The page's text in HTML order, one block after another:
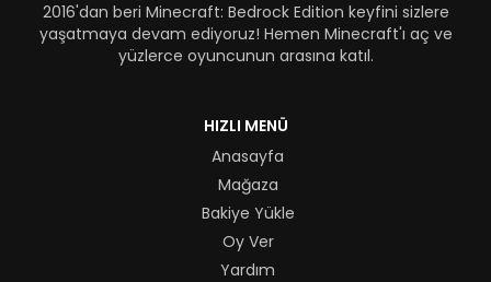
2016'dan beri Minecraft: Bedrock Edition keyfini sizlere
yaşatmaya devam ediyoruz! Hemen Minecraft'ı aç ve
yüzlerce oyuncunun arasına katıl.
HIZLI MENÜ
Anasayfa
Mağaza
Bakiye Yükle
Oy Ver
Yardım